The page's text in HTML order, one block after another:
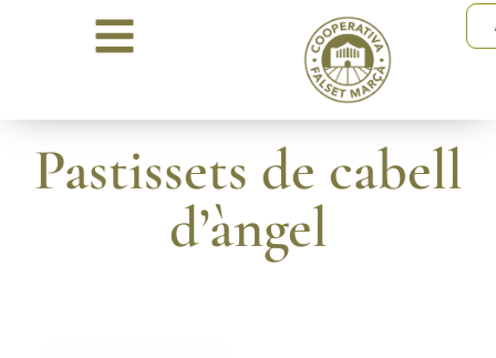
Pastissets de cabell
d’àngel